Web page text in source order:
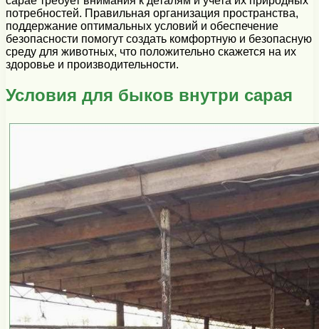
потребностей. Правильная организация пространства,
поддержание оптимальных условий и обеспечение
безопасности помогут создать комфортную и безопасную
среду для животных, что положительно скажется на их
здоровье и производительности.
Условия для быков внутри сарая